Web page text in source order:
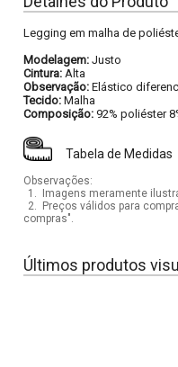
Legging em malha de
Modelagem: Justo
Cintura: Alta
Observação: Elástico
Tecido: Malha
Composição: 92% poliéster
Tabela de Medidas
Observações:
1.
Imagens meramente
2.
Preços válidos para
compras".
Últimos produtos